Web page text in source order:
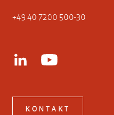
+49 40 7200 500-30
KONTAKT